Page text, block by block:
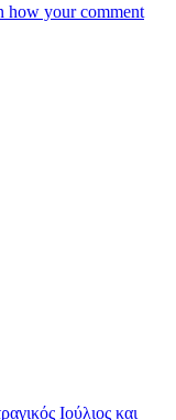
how your comment
Ιούλιος και